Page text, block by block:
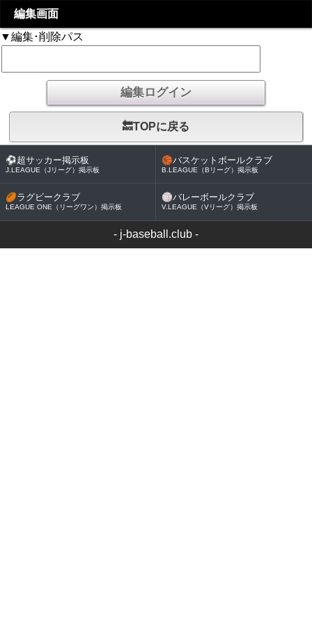
編集画面
▼編集･削除パス
🔙TOPに戻る
⚽超サッカー掲示板
J.LEAGUE（Jリーグ）掲示板
🏀バスケットボールクラブ
B.LEAGUE（Bリーグ）掲示板
🏉ラグビークラブ
LEAGUE ONE（リーグワン）掲示板
🏐バレーボールクラブ
V.LEAGUE（Vリーグ）掲示板
- j-baseball.club -